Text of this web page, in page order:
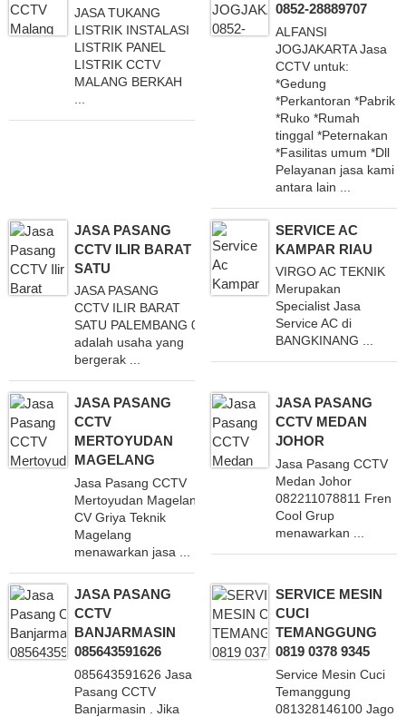
JASA TUKANG
LISTRIK INSTALASI
LISTRIK PANEL
LISTRIK CCTV
MALANG BERKAH
0852-28889707
ALFANSI
JOGJAKARTA Jasa
CCTV untuk:
*Gedung
*Perkantoran *Pabrik
*Ruko *Rumah
tinggal *Peternakan
*Fasilitas umum *Dll
Pelayanan jasa kami
antara lain ...
JASA PASANG
CCTV ILIR BARAT
SATU
JASA PASANG
CCTV ILIR BARAT
SATU PALEMBANG 081286808787
adalah usaha yang
bergerak ...
SERVICE AC
KAMPAR RIAU
VIRGO AC TEKNIK
Merupakan
Specialist Jasa
Service AC di
BANGKINANG ...
JASA PASANG
CCTV
MERTOYUDAN
MAGELANG
Jasa Pasang CCTV
Mertoyudan Magelang 082322868959
CV Griya Teknik
Magelang
menawarkan jasa ...
JASA PASANG
CCTV MEDAN
JOHOR
Jasa Pasang CCTV
Medan Johor
082211078811 Fren
Cool Grup
menawarkan ...
JASA PASANG
CCTV
BANJARMASIN
085643591626
085643591626 Jasa
Pasang CCTV
Banjarmasin . Jika
SERVICE MESIN
CUCI
TEMANGGUNG
0819 0378 9345
Service Mesin Cuci
Temanggung
081328146100 Jago